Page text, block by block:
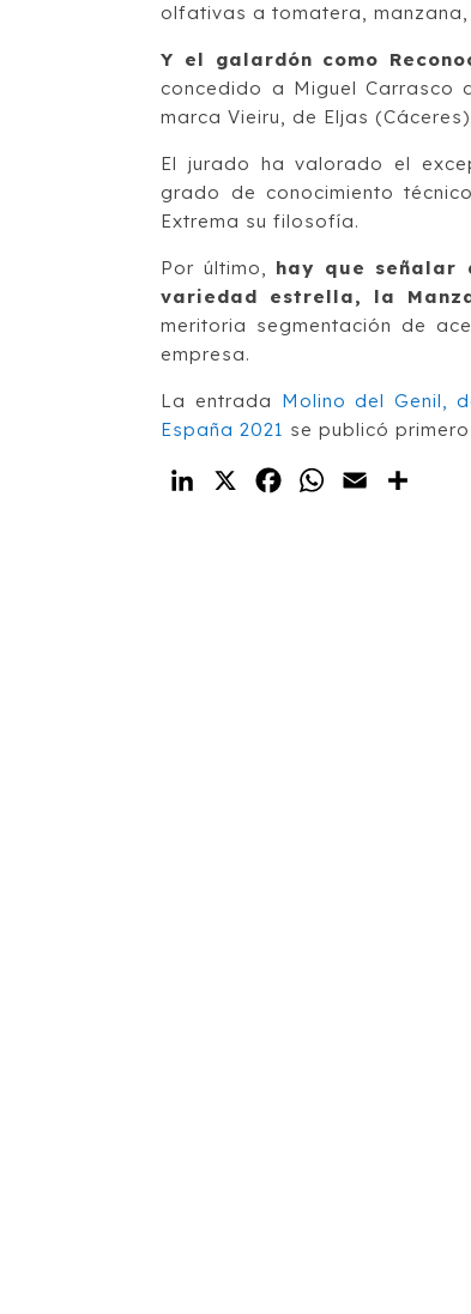
olfativas a tomatera,
Y el galardón como
concedido a Miguel Carrasco
marca Vieiru, de Eljas
El jurado ha valorado el
grado de conocimiento
Extrema su filosofía.
Por último, hay que señalar
variedad estrella, la
meritoria segmentación de
empresa.
La entrada Molino del Genil,
España 2021 se publicó
LinkedIn
X FacebookWhatsApp
Email